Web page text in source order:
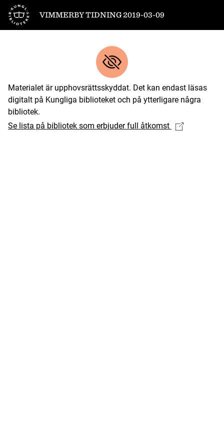
Till startsidan
VIMMERBY TIDNING 2019-03-09
Materialet är upphovsrättsskyddat. Det kan endast läsas
digitalt på Kungliga biblioteket och på ytterligare några
bibliotek.
Se lista på bibliotek som erbjuder full åtkomst